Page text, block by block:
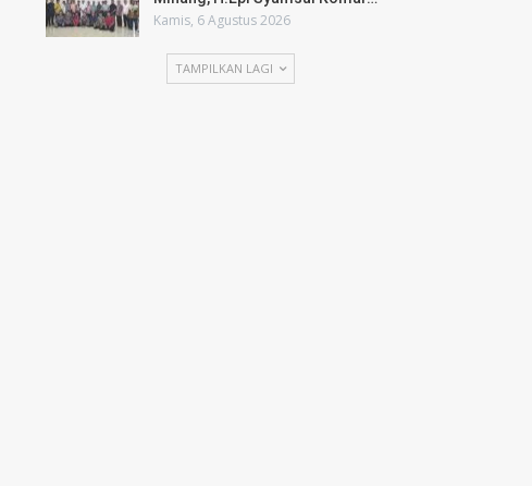
Kamis, 6 Agustus 2026
TAMPILKAN LAGI